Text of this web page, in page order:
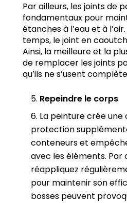
Par ailleurs, les joints de
fondamentaux pour
étanches à l’eau et à
temps, le joint en
Ainsi, la meilleure et la
de remplacer les joints
qu’ils ne s’usent
Repeindre le corps
La peinture crée une
protection
conteneurs et
avec les éléments. Par
réappliquez
pour maintenir son
bosses peuvent